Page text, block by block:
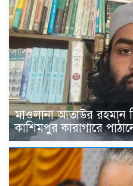
মাওলানা আতাউর রহমান
কাশিমপুর কারাগারে